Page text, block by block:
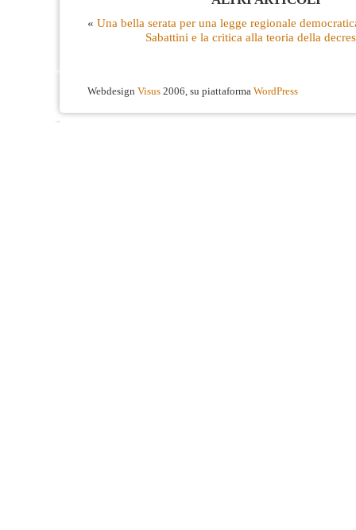
« Una bella serata per una legge regionale
Sabattini e la critica alla teoria della
Webdesign Visus 2006, su piattaforma WordPress